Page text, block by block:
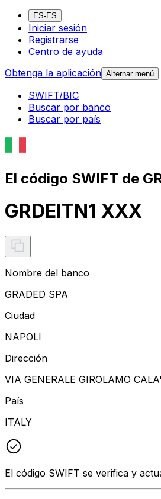
ES-ES
Iniciar sesión
Registrarse
Centro de ayuda
Obtenga la aplicación Alternar menú
SWIFT/BIC
Buscar por banco
Buscar por país
El código SWIFT de
GRDEITN1 XXX
Nombre del banco
GRADED SPA
Ciudad
NAPOLI
Dirección
VIA GENERALE GIROLAMO
País
ITALY
El código SWIFT se verifica y